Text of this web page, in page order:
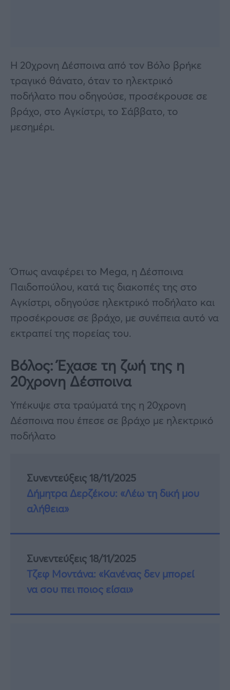
Η 20χρονη Δέσποινα από τον Βόλο βρήκε
τραγικό θάνατο, όταν το ηλεκτρικό
ποδήλατο που οδηγούσε, προσέκρουσε σε
βράχο, στο Αγκίστρι, το Σάββατο, το
μεσημέρι.
Όπως αναφέρει το Mega, η Δέσποινα
Παιδοπούλου, κατά τις διακοπές της στο
Αγκίστρι, οδηγούσε ηλεκτρικό ποδήλατο και
προσέκρουσε σε βράχο, με συνέπεια αυτό να
εκτραπεί της πορείας του.
Βόλος: Έχασε τη ζωή της η
20χρονη Δέσποινα
Υπέκυψε στα τραύματά της η 20χρονη
Δέσποινα που έπεσε σε βράχο με ηλεκτρικό
ποδήλατο
Συνεντεύξεις 18/11/2025
Δήμητρα Δερζέκου: «Λέω τη δική μου
αλήθεια»
Συνεντεύξεις 18/11/2025
Τζεφ Μοντάνα: «Κανένας δεν μπορεί
να σου πει ποιος είσαι»